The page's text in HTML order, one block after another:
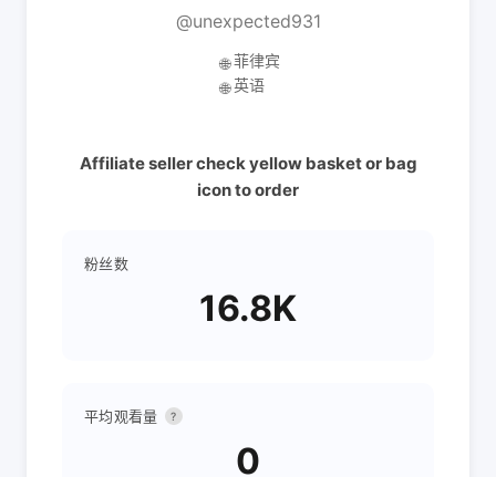
@unexpected931
🌐 菲律宾
🌐 英语
Affiliate seller check yellow basket or bag
icon to order
粉丝数
16.8K
平均观看量 ?
0